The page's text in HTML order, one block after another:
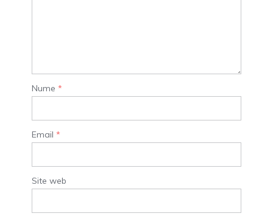
Nume *
Email *
Site web